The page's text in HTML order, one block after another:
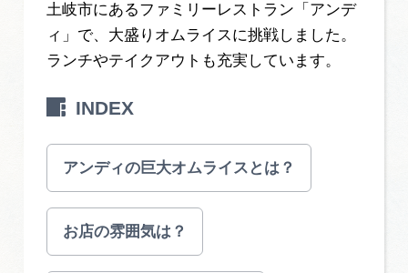
岐阜県アウトドア観光キャンペーン
岐阜県まるごと観光エリアガイド
岐阜県観光データベース
旅行会社・観光事業者の皆様へ
フォトライブラリー
土岐市にあるファミリーレストラン「アンデ
ィ」で、大盛りオムライスに挑戦しました。
ランチやテイクアウトも充実しています。
INDEX
アンディの巨大オムライスとは？
お店の雰囲気は？